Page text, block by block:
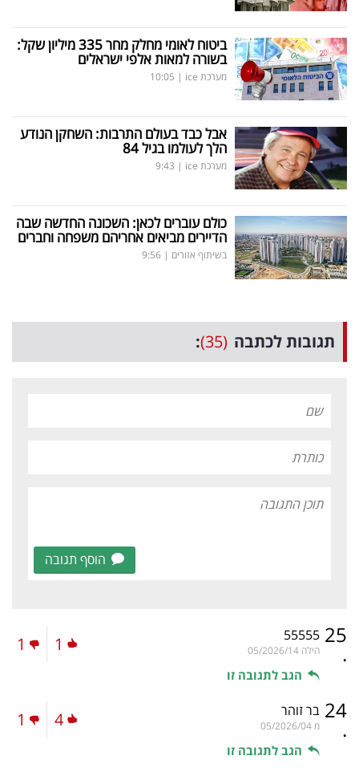
ביטוח לאומי מחלק מחר 335 מיליון שקל:
בשורה למאות אלפי ישראלים
מערכת ice |
10:05
אבל כבד בעולם התרבות: השחקן הנודע
הלך לעולמו בגיל 84
מערכת ice |
9:43
כולם עוברים לכאן: השכונה החדשה שבה
הדיירים מביאים אחריהם משפחה וחברים
בשיתוף אזורים |
9:56
תגובות לכתבה (35)
:
הוסף תגובה
25
.
55555
הילה 05/2026/14
הגב לתגובה זו
1
1
24
.
בר זוהר
מ05/2026/04
הגב לתגובה זו
4
1